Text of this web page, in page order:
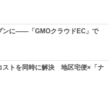
ンに――「GMOクラウドEC」で
ストを同時に解決 地区宅便×「ナ